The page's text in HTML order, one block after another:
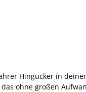
Hingucker in
ohne großen